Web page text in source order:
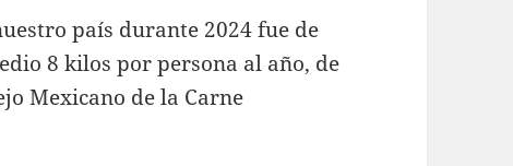
país durante 2024 fue de
8 kilos por persona al año, de
Mexicano de la Carne